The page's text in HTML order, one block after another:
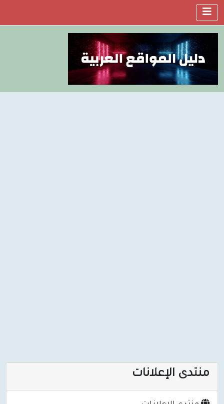
منتدى الإعلانات